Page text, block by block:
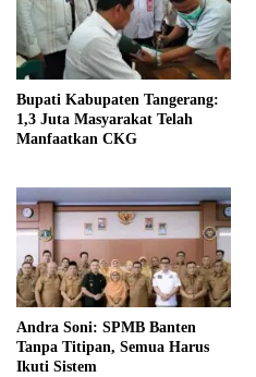
Bupati Kabupaten Tangerang:
1,3 Juta Masyarakat Telah
Manfaatkan CKG
Andra Soni: SPMB Banten
Tanpa Titipan, Semua Harus
Ikuti Sistem